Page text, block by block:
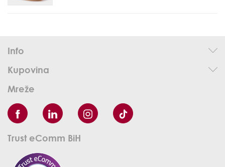
Info
Kupovina
Mreže
Trust eComm BiH